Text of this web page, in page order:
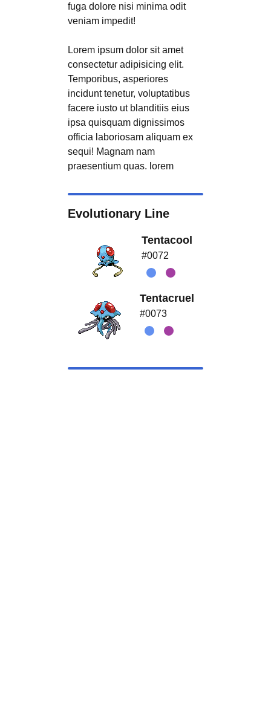
fuga dolore nisi minima odit
veniam impedit!
Lorem ipsum dolor sit amet
consectetur adipisicing elit.
Temporibus, asperiores
incidunt tenetur, voluptatibus
facere iusto ut blanditiis eius
ipsa quisquam dignissimos
officia laboriosam aliquam ex
sequi! Magnam nam
praesentium quas. lorem
Evolutionary Line
Tentacool
#0072
Tentacruel
#0073